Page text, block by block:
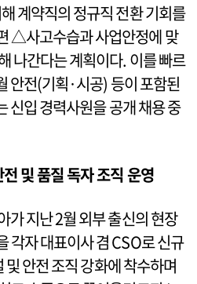
계약직의 정규직 전환 기회를
△사고수습과 사업안정에 맞
나간다는 계획이다. 이를 빠르
안전(기획·시공) 등이 포함된
신입 경력사원을 공개 채용 중
및 품질 독자 조직 운영
가 지난 2월 외부 출신의 현장
각자 대표이사 겸 CSO로 신규
안전 조직 강화에 착수하며